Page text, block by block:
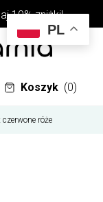
10% zniżki!
Koszyk (0)
czerwone róże
PL